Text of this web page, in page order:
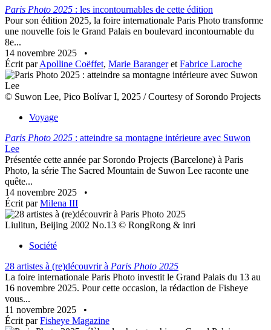
Paris Photo 2025 : les incontournables de cette édition
Pour son édition 2025, la foire internationale Paris Photo transforme
une nouvelle fois le Grand Palais en boulevard incontournable du
8e...
14 novembre 2025
•
Écrit parApolline Coëffet, Marie Barangeret Fabrice Laroche
© Suwon Lee, Pico Bolívar I, 2025 / Courtesy of Sorondo Projects
Voyage
Paris Photo 2025 : atteindre sa montagne intérieure avec Suwon
Lee
Présentée cette année par Sorondo Projects (Barcelone) à Paris
Photo, la série The Sacred Mountain de Suwon Lee raconte une
quête...
14 novembre 2025
•
Écrit parMilena III
Liulitun, Beijing 2002 No.13 © RongRong & inri
Société
28 artistes à (re)découvrir à Paris Photo 2025
La foire internationale Paris Photo investit le Grand Palais du 13 au
16 novembre 2025. Pour cette occasion, la rédaction de Fisheye
vous...
11 novembre 2025
•
Écrit parFisheye Magazine